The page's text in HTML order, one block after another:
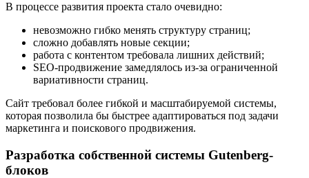
В процессе развития проекта стало очевидно:
невозможно гибко менять структуру страниц;
сложно добавлять новые секции;
работа с контентом требовала лишних действий;
SEO-продвижение замедлялось из-за ограниченной
вариативности страниц.
Сайт требовал более гибкой и масштабируемой системы,
которая позволила бы быстрее адаптироваться под задачи
маркетинга и поискового продвижения.
Разработка собственной системы Gutenberg-
блоков